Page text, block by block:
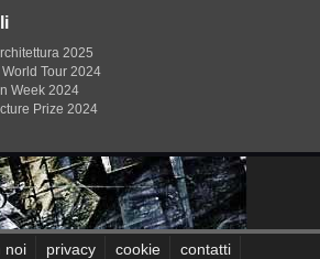
2025
Tour 2024
Week 2024
Prize 2024
noi privacy cookie contatti